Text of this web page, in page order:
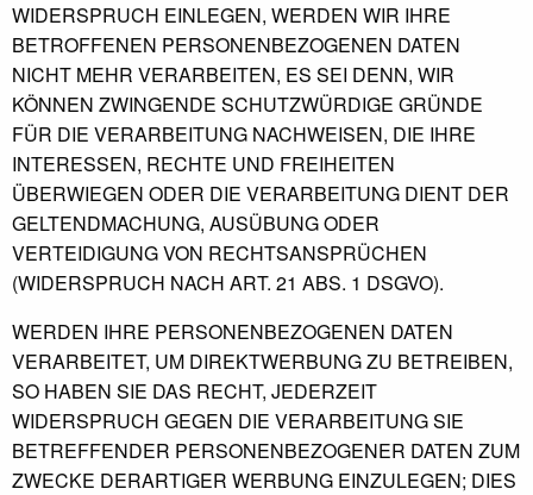
WIDERSPRUCH EINLEGEN, WERDEN WIR IHRE
BETROFFENEN PERSONENBEZOGENEN DATEN
NICHT MEHR VERARBEITEN, ES SEI DENN, WIR
KÖNNEN ZWINGENDE SCHUTZWÜRDIGE GRÜNDE
FÜR DIE VERARBEITUNG NACHWEISEN, DIE IHRE
INTERESSEN, RECHTE UND FREIHEITEN
ÜBERWIEGEN ODER DIE VERARBEITUNG DIENT DER
GELTENDMACHUNG, AUSÜBUNG ODER
VERTEIDIGUNG VON RECHTSANSPRÜCHEN
(WIDERSPRUCH NACH ART. 21 ABS. 1 DSGVO).
WERDEN IHRE PERSONENBEZOGENEN DATEN
VERARBEITET, UM DIREKTWERBUNG ZU BETREIBEN,
SO HABEN SIE DAS RECHT, JEDERZEIT
WIDERSPRUCH GEGEN DIE VERARBEITUNG SIE
BETREFFENDER PERSONENBEZOGENER DATEN ZUM
ZWECKE DERARTIGER WERBUNG EINZULEGEN; DIES